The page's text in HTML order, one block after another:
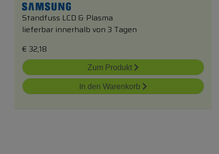
Standfuss LCD & Plasma
lieferbar innerhalb von 3 Tagen
€ 32,18
Zum Produkt
In den Warenkorb